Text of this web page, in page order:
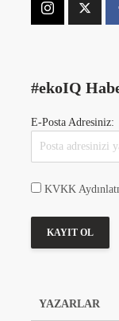
#ekoIQ
E-Posta Adresiniz:
KVKK
YAZARLAR